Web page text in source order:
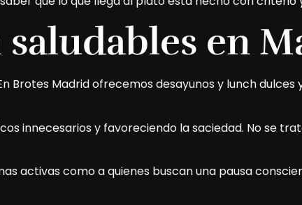
en
Madrid ofrecemos desayunos y lunch dulces
innecesarios y favoreciendo la saciedad. No se
activas como a quienes buscan una pausa